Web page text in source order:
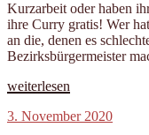
Kurzarbeit oder haben
ihre Curry gratis! Wer
an die, denen es
Bezirksbürgermeister
„Curry-
Hilfsaktion
weiterlesen
Veröffentlicht
3. November 2020